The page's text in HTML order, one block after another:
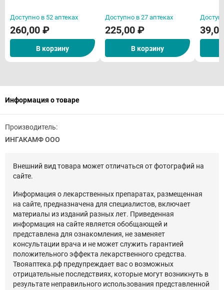
Доступно в 52 аптеках
260,00 ₽
В корзину
Доступно в 27 аптеках
225,00 ₽
В корзину
Информация о товаре
Производитель:
ИНГАКАМФ ООО
Внешний вид товара может отличаться от фотографий на
сайте.
Информация о лекарственных препаратах, размещенная
на сайте, предназначена для специалистов, включает
материалы из изданий разных лет. Приведенная
информация на сайте является обобщающей и
представлена для ознакомления, не заменяет
консультации врача и не может служить гарантией
положительного эффекта лекарственного средства.
Твояаптека.рф предупреждает вас о возможных
отрицательные последствиях, которые могут возникнуть в
результате неправильного использования представленной